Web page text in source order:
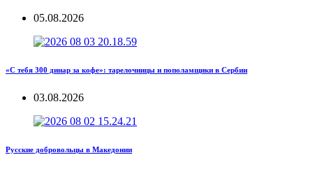
05.08.2026
«С тебя 300 динар за кофе»: тарелочницы и пополамщики в Сербии
03.08.2026
Русские добровольцы в Македонии